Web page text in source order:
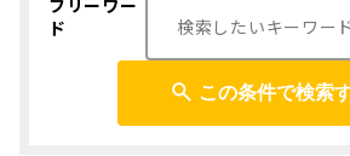
フリーワー
ド
この条件で検索